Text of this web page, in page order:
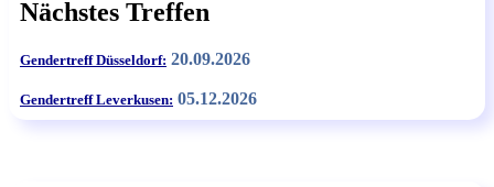
Nächstes Treffen
Gendertreff Düsseldorf: 20.09.2026
Gendertreff Leverkusen: 05.12.2026